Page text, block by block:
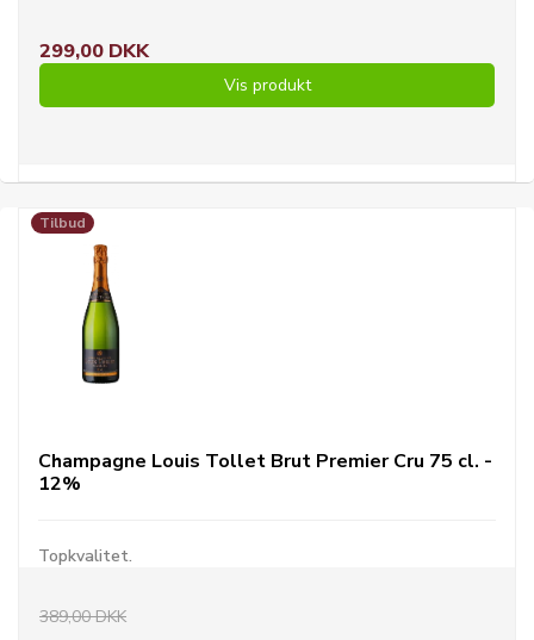
299,00 DKK
Vis produkt
Tilbud
Champagne Louis Tollet Brut Premier Cru 75 cl. -
12%
Topkvalitet.
389,00 DKK